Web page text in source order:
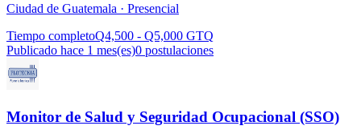
Ciudad de Guatemala · Presencial
Tiempo completoQ4,500 - Q5,000 GTQ
Publicado hace 1 mes(es)0 postulaciones
Monitor de Salud y Seguridad Ocupacional (SSO)